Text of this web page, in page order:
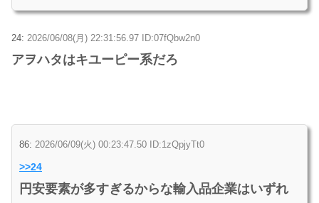
24: 2026/06/08(月) 22:31:56.97 ID:07fQbw2n0
アヲハタはキユーピー系だろ
86: 2026/06/09(火) 00:23:47.50 ID:1zQpjyTt0
>>24
円安要素が多すぎるからな輸入品企業はいずれ